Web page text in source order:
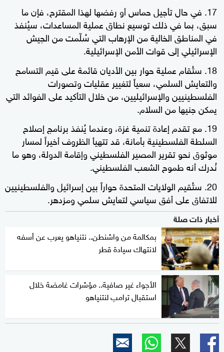
في حال تأجيل حماس أو رفضها لهذا المقترح، فإن ما
سبق، بما في ذلك توسيع نطاق عملية المساعدات، سيُنفذ
في المناطق الخالية من الإرهاب التي سُلّمت من الجيش
الإسرائيلي إلى قوات الأمن الإسرائيلية.
ستُقام عملية حوار بين الأديان قائمة على قيم التسامح
والتعايش السلمي، سعياً لتغيير عقليات وتصورات
الفلسطينيين والإسرائيليين، من خلال التأكيد على الفوائد التي
يمكن جنيها من السلام.
مع تقدم إعادة تنمية غزة، وعندما يُنفذ برنامج إصلاح
السلطة الفلسطينية بأمانة، قد تتهيأ الظروف أخيراً لمسار
موثوق نحو تقرير المصير الفلسطيني وإقامة الدولة، وهو ما
نُدرك أنه طموح الشعب الفلسطيني.
ستُقيم الولايات المتحدة حواراً بين إسرائيل والفلسطينيين
للاتفاق على أفق سياسي لتعايش سلمي ومزدهر.
أخبار ذات صلة
بمكالمة من واشنطن.. نتنياهو يعرب عن أسفه
لانتهاك سيادة قطر
الأجواء غير صافية.. مؤشرات غامضة خلال
استقبال ترامب لنتنياهو